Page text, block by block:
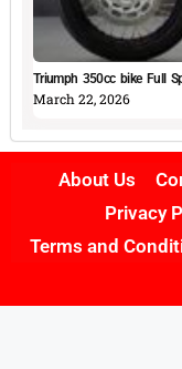
Triumph 350cc bike Full
March 22, 2026
About Us
Privacy
Terms and